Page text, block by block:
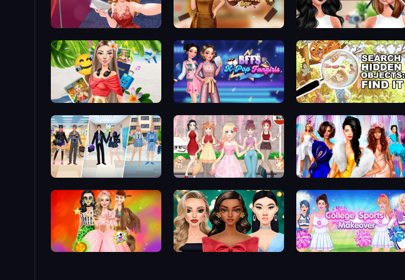
Fashion Holic Ellie's Recipe: Dubai Chocolate Bar Back 2 School Makeover
Travel with Me: ASMR Edition BFFs K-Pop Fangirls Search Hidden Objects: Find Them
College Girl & Boy Makeover Anime Girls Dress Up Games Fashion Dress Up Challenge
Iconic Halloween Costumes New Year's Eve Makeup College Sport Team Makeover